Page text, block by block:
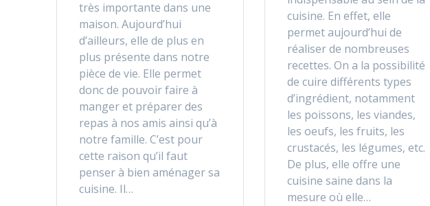
très importante dans une
maison. Aujourd’hui
d’ailleurs, elle de plus en
plus présente dans notre
pièce de vie. Elle permet
donc de pouvoir faire à
manger et préparer des
repas à nos amis ainsi qu’à
notre famille. C’est pour
cette raison qu’il faut
penser à bien aménager sa
cuisine. Il…
cuisine. En effet, elle
permet aujourd’hui de
réaliser de nombreuses
recettes. On a la possibilité
de cuire différents types
d’ingrédient, notamment
les poissons, les viandes,
les oeufs, les fruits, les
crustacés, les légumes, etc.
De plus, elle offre une
cuisine saine dans la
mesure où elle…